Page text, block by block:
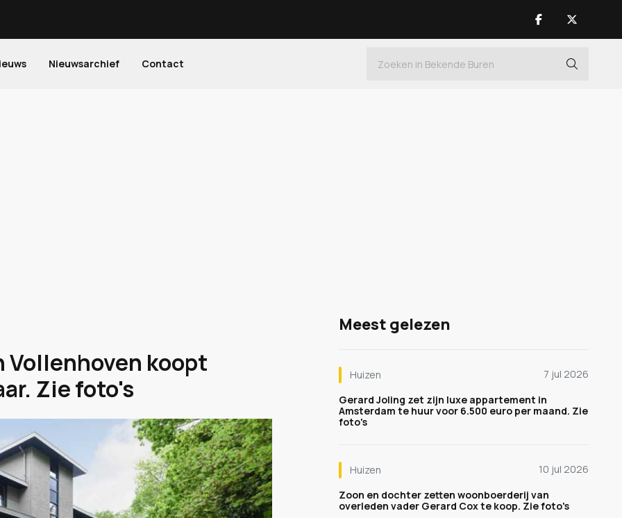
Nieuwsarchief Contact
Vollenhoven koopt
Zie foto's
Meest gelezen
Huizen
7 jul 2026
Gerard Joling zet zijn luxe appartement in
Amsterdam te huur voor 6.500 euro per maand. Zie
foto's
Huizen
10 jul 2026
Zoon en dochter zetten woonboerderij van
overleden vader Gerard Cox te koop. Zie foto's